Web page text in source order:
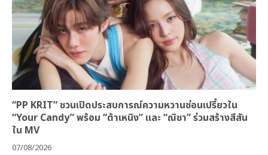
“PP KRIT” ชวนเปิดประสบการณ์ความหวานซ่อนเปรี้ยวใน
“Your Candy” พร้อม “ต้าเหนิง” และ “ณิชา” ร่วมสร้างสีสัน
ใน MV
07/08/2026